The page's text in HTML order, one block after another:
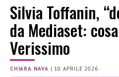
Silvia Toffanin,
da Mediaset:
Verissimo
CHIARA NAVA | 10 APRILE 2026